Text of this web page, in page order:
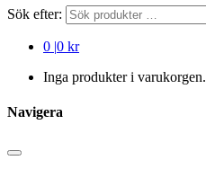
Sök efter:
0 |0 kr
Inga produkter i varukorgen.
Navigera